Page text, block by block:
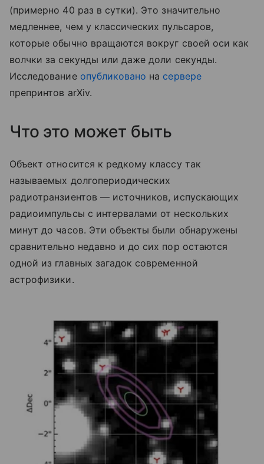
(примерно 40 раз в сутки). Это значительно
медленнее, чем у классических пульсаров,
которые обычно вращаются вокруг своей оси как
волчки за секунды или даже доли секунды.
Исследование опубликовано на сервере
препринтов arXiv.
Что это может быть
Объект относится к редкому классу так
называемых долгопериодических
радиотранзиентов — источников, испускающих
радиоимпульсы с интервалами от нескольких
минут до часов. Эти объекты были обнаружены
сравнительно недавно и до сих пор остаются
одной из главных загадок современной
астрофизики.